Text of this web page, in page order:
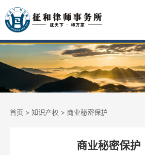
首页 > 知识产权 > 商业秘密保护
商业秘密保护